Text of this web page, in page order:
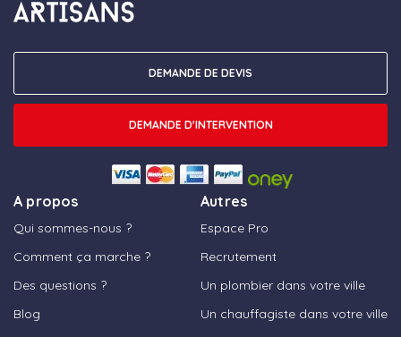
A propos
Qui sommes-nous ?
Comment ça marche ?
Des questions ?
Blog
Autres
Espace Pro
Recrutement
Un plombier dans votre ville
Un chauffagiste dans votre ville
DEMANDE DE DEVIS
DEMANDE D'INTERVENTION